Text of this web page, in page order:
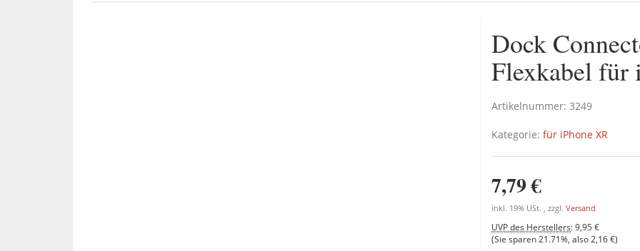
Dock
Flexkabel für
Artikelnummer: 3249
Kategorie: für iPhone XR
7,79 €
inkl. 19% USt. , zzgl. Versand
UVP des Herstellers:9,95 €
(Sie sparen 21.71% , also 2,16 €)